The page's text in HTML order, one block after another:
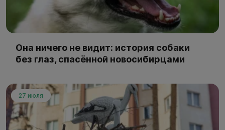
Она ничего не видит: история собаки
без глаз, спасённой новосибирцами
27 июля